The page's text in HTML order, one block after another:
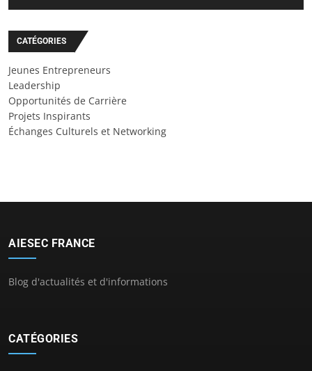
CATÉGORIES
Jeunes Entrepreneurs
Leadership
Opportunités de Carrière
Projets Inspirants
Échanges Culturels et Networking
AIESEC FRANCE
Blog d'actualités et d'informations
CATÉGORIES